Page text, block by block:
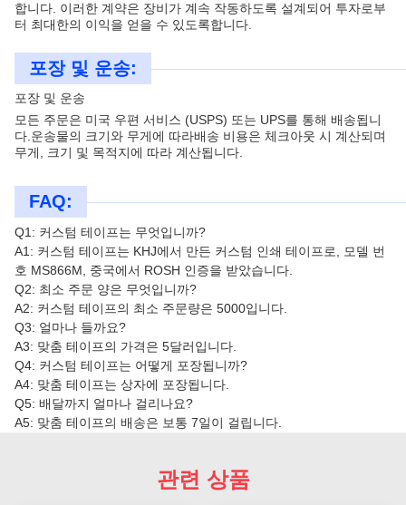
합니다. 이러한 계약은 장비가 계속 작동하도록 설계되어 투자로부
터 최대한의 이익을 얻을 수 있도록합니다.
포장 및 운송:
포장 및 운송
모든 주문은 미국 우편 서비스 (USPS) 또는 UPS를 통해 배송됩니
다.운송물의 크기와 무게에 따라배송 비용은 체크아웃 시 계산되며
무게, 크기 및 목적지에 따라 계산됩니다.
FAQ:
Q1: 커스텀 테이프는 무엇입니까?
A1: 커스텀 테이프는 KHJ에서 만든 커스텀 인쇄 테이프로, 모델 번
호 MS866M, 중국에서 ROSH 인증을 받았습니다.
Q2: 최소 주문 양은 무엇입니까?
A2: 커스텀 테이프의 최소 주문량은 5000입니다.
Q3: 얼마나 들까요?
A3: 맞춤 테이프의 가격은 5달러입니다.
Q4: 커스텀 테이프는 어떻게 포장됩니까?
A4: 맞춤 테이프는 상자에 포장됩니다.
Q5: 배달까지 얼마나 걸리나요?
A5: 맞춤 테이프의 배송은 보통 7일이 걸립니다.
관련 상품